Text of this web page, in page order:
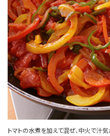
トマトの水煮を加えて混ぜ、中火で汁